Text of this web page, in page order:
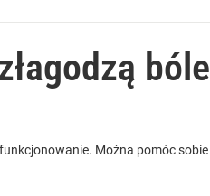
bóle
Można pomóc